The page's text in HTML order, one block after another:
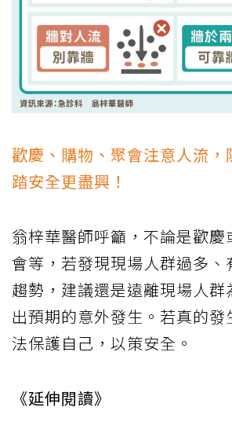
歡慶、購物、聚會注意人流，
踏安全更盡興！
翁梓華醫師呼籲，不論是歡慶
會等，若發現現場人群過多、
趨勢，建議還是遠離現場人群
出預期的意外發生。若真的發
法保護自己，以策安全。
《延伸閱讀》